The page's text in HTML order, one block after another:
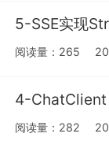
5-SSE实现
阅读量：265
4-ChatClient
阅读量：282